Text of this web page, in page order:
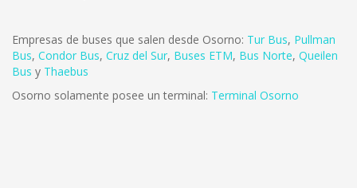
Empresas de buses que salen desde Osorno: Tur Bus, Pullman
Bus, Condor Bus, Cruz del Sur, Buses ETM, Bus Norte, Queilen
Bus y Thaebus
Osorno solamente posee un terminal: Terminal Osorno